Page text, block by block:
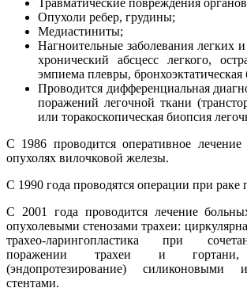
Опухоли ребер, грудины;
Медиастиниты;
Нагноительные заболевания легких
хронический абсцесс легкого,
эмпиема плевры, бронхоэктатическая
Проводится дифференциальная
поражений легочной ткани
или торакоскопическая биопсия
С 1986 проводится оперативное
опухолях вилочковой железы.
С 1990 года проводятся операции при раке
С 2001 года проводится лечение
опухолевыми стенозами трахеи:
трахео-ларингопластика при
поражении трахеи и гортани,
(эндопротезирование) силиконовыми
стентами.